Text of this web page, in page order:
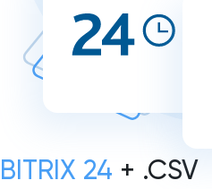
BITRIX 24 + .CSV